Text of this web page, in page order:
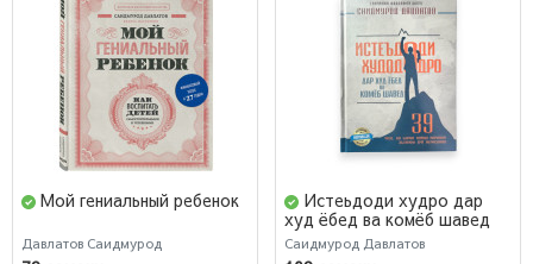
Мой гениальный ребенок
Давлатов Саидмурод
Истеьдоди худро дар
худ ёбед ва комёб шавед
Саидмурод Давлатов